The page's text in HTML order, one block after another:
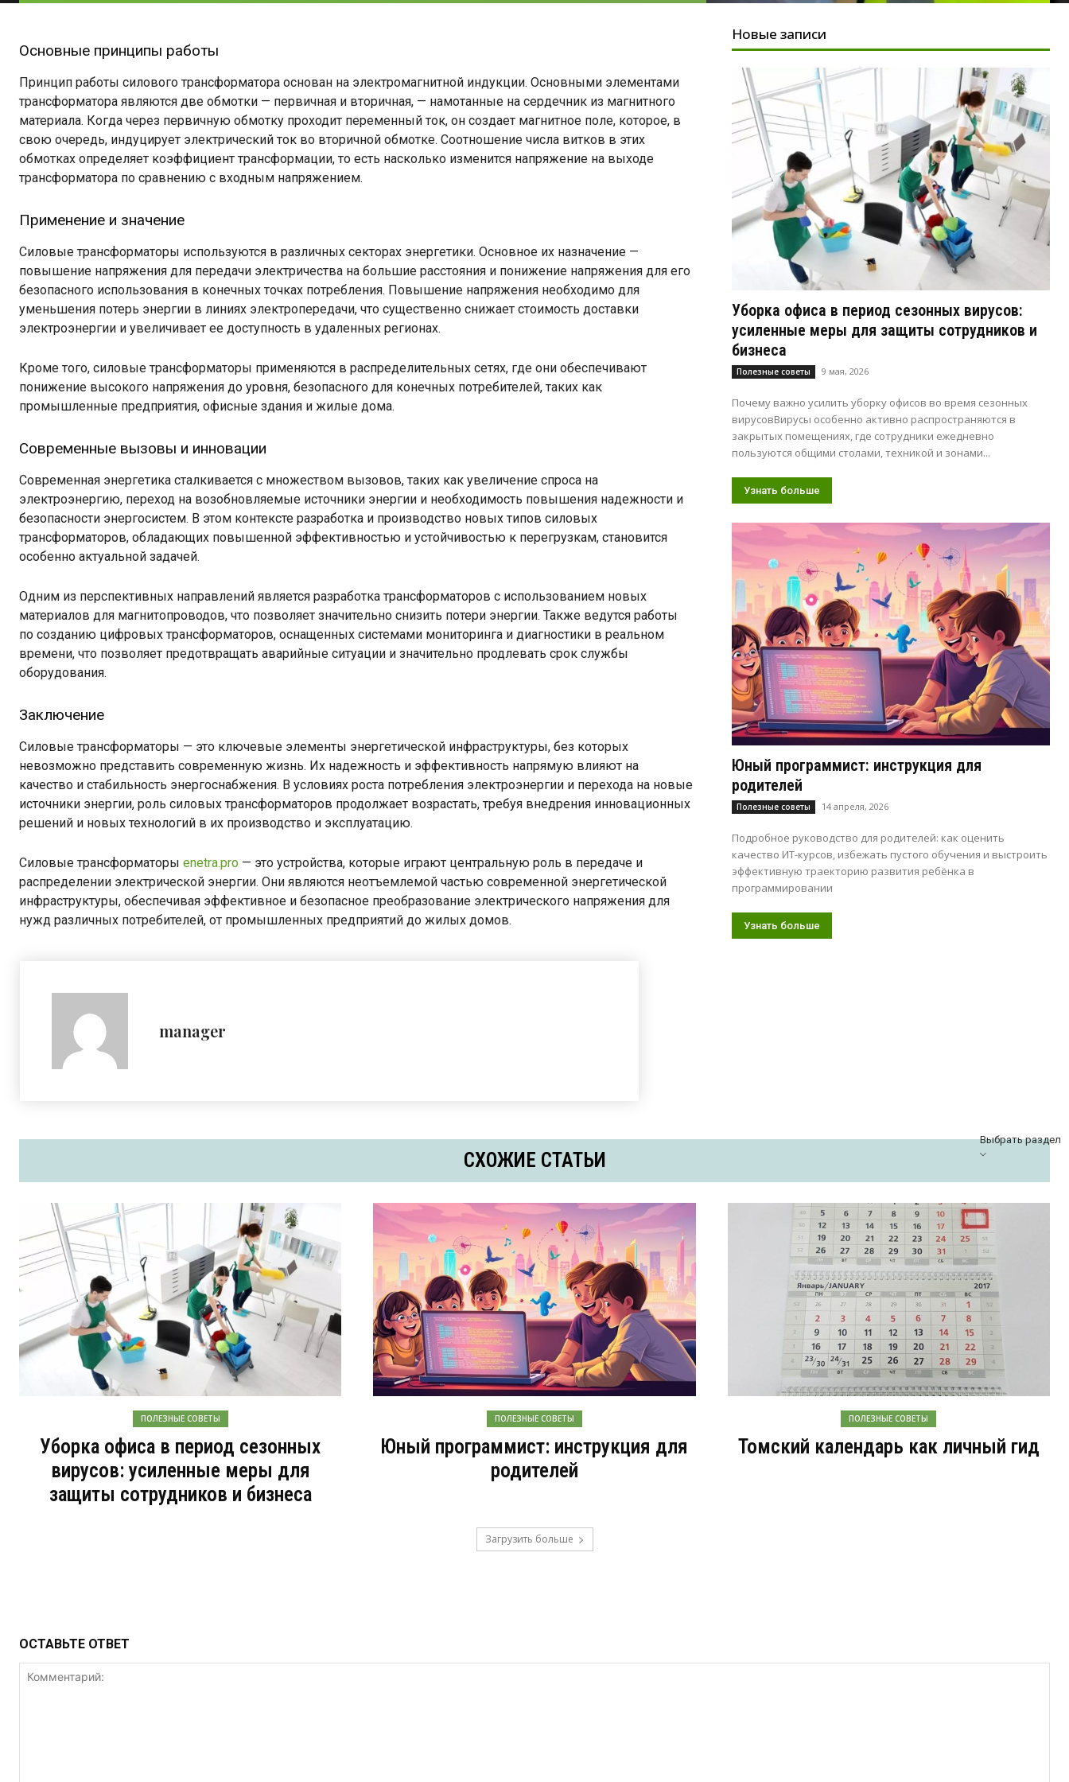
Основные принципы работы
Принцип работы силового трансформатора основан на электромагнитной индукции. Основными элементами
трансформатора являются две обмотки — первичная и вторичная, — намотанные на сердечник из магнитного
материала. Когда через первичную обмотку проходит переменный ток, он создает магнитное поле, которое, в
свою очередь, индуцирует электрический ток во вторичной обмотке. Соотношение числа витков в этих
обмотках определяет коэффициент трансформации, то есть насколько изменится напряжение на выходе
трансформатора по сравнению с входным напряжением.
Применение и значение
Силовые трансформаторы используются в различных секторах энергетики. Основное их назначение —
повышение напряжения для передачи электричества на большие расстояния и понижение напряжения для его
безопасного использования в конечных точках потребления. Повышение напряжения необходимо для
уменьшения потерь энергии в линиях электропередачи, что существенно снижает стоимость доставки
электроэнергии и увеличивает ее доступность в удаленных регионах.
Кроме того, силовые трансформаторы применяются в распределительных сетях, где они обеспечивают
понижение высокого напряжения до уровня, безопасного для конечных потребителей, таких как
промышленные предприятия, офисные здания и жилые дома.
Современные вызовы и инновации
Современная энергетика сталкивается с множеством вызовов, таких как увеличение спроса на
электроэнергию, переход на возобновляемые источники энергии и необходимость повышения надежности и
безопасности энергосистем. В этом контексте разработка и производство новых типов силовых
трансформаторов, обладающих повышенной эффективностью и устойчивостью к перегрузкам, становится
особенно актуальной задачей.
Одним из перспективных направлений является разработка трансформаторов с использованием новых
материалов для магнитопроводов, что позволяет значительно снизить потери энергии. Также ведутся работы
по созданию цифровых трансформаторов, оснащенных системами мониторинга и диагностики в реальном
времени, что позволяет предотвращать аварийные ситуации и значительно продлевать срок службы
оборудования.
Заключение
Силовые трансформаторы — это ключевые элементы энергетической инфраструктуры, без которых
невозможно представить современную жизнь. Их надежность и эффективность напрямую влияют на
качество и стабильность энергоснабжения. В условиях роста потребления электроэнергии и перехода на новые
источники энергии, роль силовых трансформаторов продолжает возрастать, требуя внедрения инновационных
решений и новых технологий в их производство и эксплуатацию.
Силовые трансформаторы enetra.pro — это устройства, которые играют центральную роль в передаче и
распределении электрической энергии. Они являются неотъемлемой частью современной энергетической
инфраструктуры, обеспечивая эффективное и безопасное преобразование электрического напряжения для
нужд различных потребителей, от промышленных предприятий до жилых домов.
Новые записи
Уборка офиса в период сезонных вирусов:
усиленные меры для защиты сотрудников и
бизнеса
Полезные советы 9 мая, 2026
Почему важно усилить уборку офисов во время сезонных
вирусовВирусы особенно активно распространяются в
закрытых помещениях, где сотрудники ежедневно
пользуются общими столами, техникой и зонами...
Узнать больше
Юный программист: инструкция для
родителей
Полезные советы 14 апреля, 2026
Подробное руководство для родителей: как оценить
качество ИТ-курсов, избежать пустого обучения и выстроить
эффективную траекторию развития ребёнка в
программировании
Узнать больше
manager
СХОЖИЕ СТАТЬИ
Выбрать раздел
ПОЛЕЗНЫЕ СОВЕТЫ
Уборка офиса в период сезонных
вирусов: усиленные меры для
защиты сотрудников и бизнеса
ПОЛЕЗНЫЕ СОВЕТЫ
Юный программист: инструкция для
родителей
ПОЛЕЗНЫЕ СОВЕТЫ
Томский календарь как личный гид
Загрузить больше
ОСТАВЬТЕ ОТВЕТ